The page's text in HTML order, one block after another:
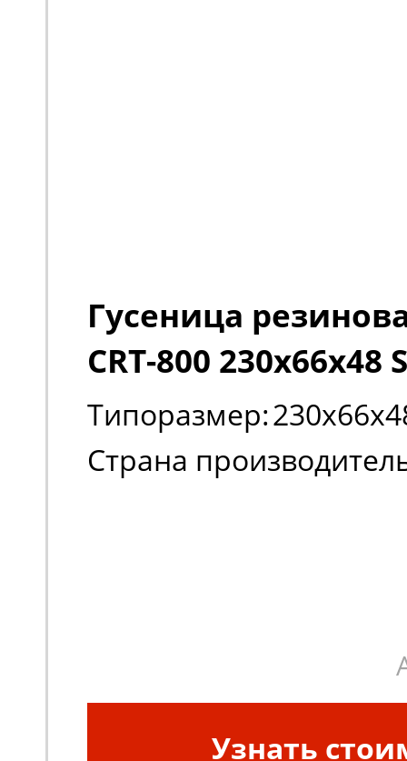
Гусеница
CRT-800 230х66х48
Типоразмер:
Страна
Узнать